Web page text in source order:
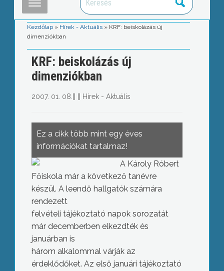
Kezdőlap » Hírek - Aktuális » KRF: beiskolázás új
dimenziókban
KRF: beiskolázás új
dimenziókban
2007. 01. 08. Hírek - Aktuális
Ez a cikk több mint egy éves
információkat tartalmaz!
A Károly Róbert
Főiskola már a következő tanévre
készül. A leendő hallgatók számára
rendezett
felvételi tájékoztató napok sorozatát
már decemberben elkezdték és
januárban is
három alkalommal várják az
érdeklődőket. Az első januári tájékoztató